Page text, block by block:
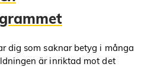
dig som saknar betyg i många
är inriktad mot det